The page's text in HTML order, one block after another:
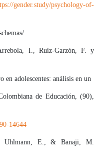
gender.study/psychology-of-
I., Ruiz-Garzón, F. y
en adolescentes: análisis en un
de Educación, (90),
14644
Uhlmann, E., & Banaji, M.